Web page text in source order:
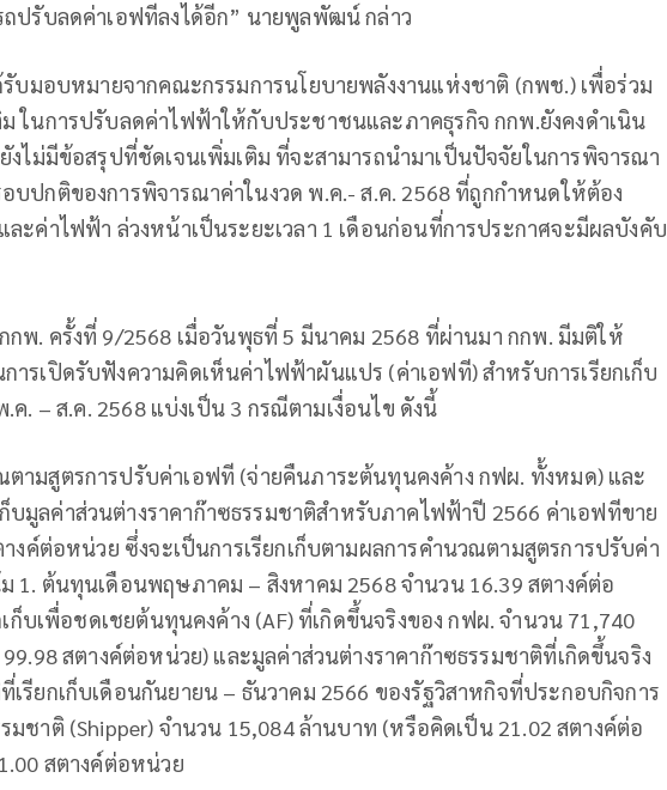
ถปรับลดค่าเอฟทีลงได้อีก” นายพูลพัฒน์ กล่าว
บมอบหมายจากคณะกรรมการนโยบายพลังงานแห่งชาติ (กพช.) เพื่อร่วม
ในการปรับลดค่าไฟฟ้าให้กับประชาชนและภาคธุรกิจ กกพ.ยังคงดำเนิน
งไม่มีข้อสรุปที่ชัดเจนเพิ่มเติม ที่จะสามารถนำมาเป็นปัจจัยในการพิจารณา
บปกติของการพิจารณาค่าในงวด พ.ค.- ส.ค. 2568 ที่ถูกกำหนดให้ต้อง
ะค่าไฟฟ้า ล่วงหน้าเป็นระยะเวลา 1 เดือนก่อนที่การประกาศจะมีผลบังคับ
กพ. ครั้งที่ 9/2568 เมื่อวันพุธที่ 5 มีนาคม 2568 ที่ผ่านมา กกพ. มีมติให้
ารเปิดรับฟังความคิดเห็นค่าไฟฟ้าผันแปร (ค่าเอฟที) สำหรับการเรียกเก็บ
ค. – ส.ค. 2568 แบ่งเป็น 3 กรณีตามเงื่อนไข ดังนี้
ามสูตรการปรับค่าเอฟที (จ่ายคืนภาระต้นทุนคงค้าง กฟผ. ทั้งหมด) และ
บมูลค่าส่วนต่างราคาก๊าซธรรมชาติสำหรับภาคไฟฟ้าปี 2566 ค่าเอฟทีขาย
งค์ต่อหน่วย ซึ่งจะเป็นการเรียกเก็บตามผลการคำนวณตามสูตรการปรับค่า
1. ต้นทุนเดือนพฤษภาคม – สิงหาคม 2568 จำนวน 16.39 สตางค์ต่อ
เก็บเพื่อชดเชยต้นทุนคงค้าง (AF) ที่เกิดขึ้นจริงของ กฟผ. จำนวน 71,740
สตางค์ต่อหน่วย) และมูลค่าส่วนต่างราคาก๊าซธรรมชาติที่เกิดขึ้นจริง
เรียกเก็บเดือนกันยายน – ธันวาคม 2566 ของรัฐวิสาหกิจที่ประกอบกิจการ
มชาติ (Shipper) จำนวน 15,084 ล้านบาท (หรือคิดเป็น 21.02 สตางค์ต่อ
สตางค์ต่อหน่วย